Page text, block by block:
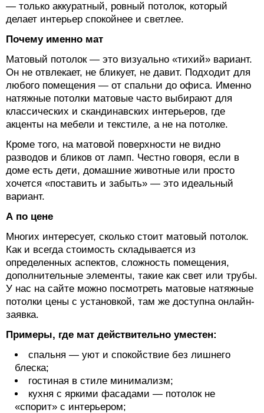
— только аккуратный, ровный потолок, который
делает интерьер спокойнее и светлее.
Почему именно мат
Матовый потолок — это визуально «тихий» вариант.
Он не отвлекает, не бликует, не давит. Подходит для
любого помещения — от спальни до офиса. Именно
натяжные потолки матовые часто выбирают для
классических и скандинавских интерьеров, где
акценты на мебели и текстиле, а не на потолке.
Кроме того, на матовой поверхности не видно
разводов и бликов от ламп. Честно говоря, если в
доме есть дети, домашние животные или просто
хочется «поставить и забыть» — это идеальный
вариант.
А по цене
Многих интересует, сколько стоит матовый потолок.
Как и всегда стоимость складывается из
определенных аспектов, сложность помещения,
дополнительные элементы, такие как свет или трубы.
У нас на сайте можно посмотреть матовые натяжные
потолки цены с установкой, там же доступна онлайн-
заявка.
Примеры, где мат действительно уместен:
спальня — уют и спокойствие без лишнего
блеска;
гостиная в стиле минимализм;
кухня с яркими фасадами — потолок не
«спорит» с интерьером;